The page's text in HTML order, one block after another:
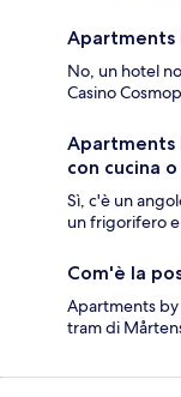
Apartments
No, un hotel
Casino
Apartments
con cucina
Sì, c'è un
un frigorifero
Com'è la
Apartments by
tram di